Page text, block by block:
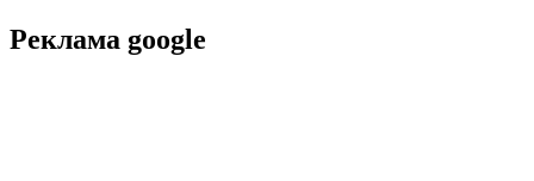
Реклама google